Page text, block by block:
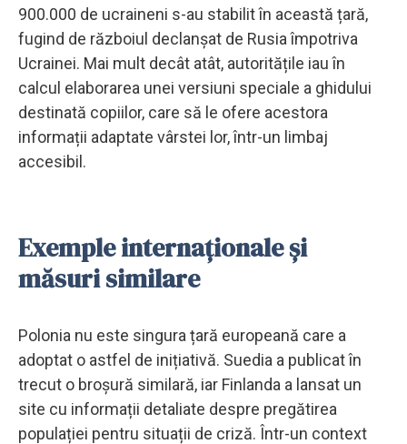
900.000 de ucraineni s-au stabilit în această țară,
fugind de războiul declanșat de Rusia împotriva
Ucrainei. Mai mult decât atât, autoritățile iau în
calcul elaborarea unei versiuni speciale a ghidului
destinată copiilor, care să le ofere acestora
informații adaptate vârstei lor, într-un limbaj
accesibil.
Exemple internaționale și
măsuri similare
Polonia nu este singura țară europeană care a
adoptat o astfel de inițiativă. Suedia a publicat în
trecut o broșură similară, iar Finlanda a lansat un
site cu informații detaliate despre pregătirea
populației pentru situații de criză. Într-un context